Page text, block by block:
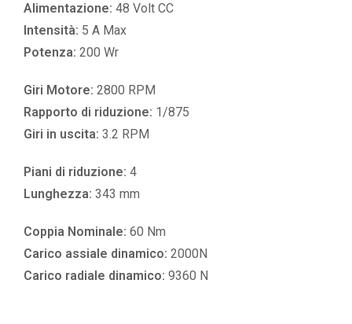
Alimentazione: 48 Volt CC
Intensità: 5 A Max
Potenza: 200 Wr
Giri Motore: 2800 RPM
Rapporto di riduzione: 1/875
Giri in uscita: 3.2 RPM
Piani di riduzione: 4
Lunghezza: 343 mm
Coppia Nominale: 60 Nm
Carico assiale dinamico: 2000N
Carico radiale dinamico: 9360 N